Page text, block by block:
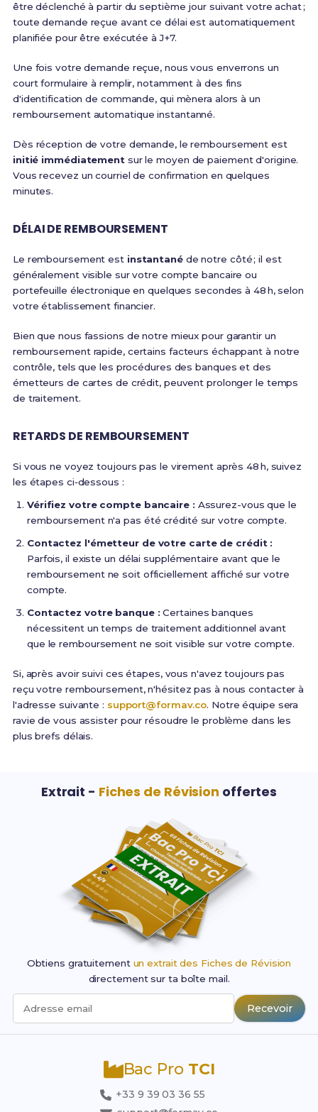
être déclenché à partir du septième jour suivant votre achat ;
toute demande reçue avant ce délai est automatiquement
planifiée pour être exécutée à J+7.
Une fois votre demande reçue, nous vous enverrons un
court formulaire à remplir, notamment à des fins
d'identification de commande, qui mènera alors à un
remboursement automatique instantanné.
Dès réception de votre demande, le remboursement est
initié immédiatement sur le moyen de paiement d'origine.
Vous recevez un courriel de confirmation en quelques
minutes.
DÉLAI DE REMBOURSEMENT
Le remboursement est instantanéde notre côté ; il est
généralement visible sur votre compte bancaire ou
portefeuille électronique en quelques secondes à 48 h, selon
votre établissement financier.
Bien que nous fassions de notre mieux pour garantir un
remboursement rapide, certains facteurs échappant à notre
contrôle, tels que les procédures des banques et des
émetteurs de cartes de crédit, peuvent prolonger le temps
de traitement.
RETARDS DE REMBOURSEMENT
Si vous ne voyez toujours pas le virement après 48 h, suivez
les étapes ci‑dessous :
Vérifiez votre compte bancaire : Assurez-vous que le
remboursement n'a pas été crédité sur votre compte.
Contactez l'émetteur de votre carte de crédit :
Parfois, il existe un délai supplémentaire avant que le
remboursement ne soit officiellement affiché sur votre
compte.
Contactez votre banque : Certaines banques
nécessitent un temps de traitement additionnel avant
que le remboursement ne soit visible sur votre compte.
Si, après avoir suivi ces étapes, vous n'avez toujours pas
reçu votre remboursement, n'hésitez pas à nous contacter à
l'adresse suivante : support@formav.co. Notre équipe sera
ravie de vous assister pour résoudre le problème dans les
plus brefs délais.
Extrait - Fiches de Révision offertes
Obtiens gratuitement un extrait des Fiches de Révision
directement sur ta boîte mail.
Adresse email Recevoir
Bac Pro TCI
+33 9 39 03 36 55